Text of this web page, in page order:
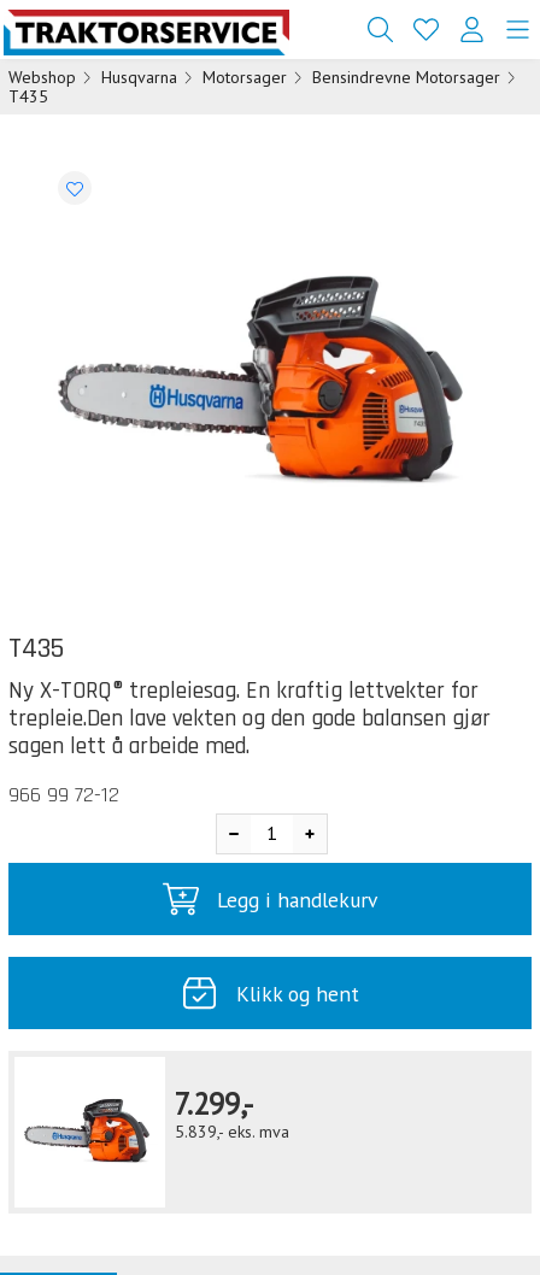
Webshop Husqvarna Motorsager
Bensindrevne Motorsager
T435
T435
Ny X-TORQ® trepleiesag. En kraftig lettvekter for
trepleie.Den lave vekten og den gode balansen gjør
sagen lett å arbeide med.
966 99 72-12
Legg i handlekurv
Klikk og hent
7.299,-
5.839,- eks. mva